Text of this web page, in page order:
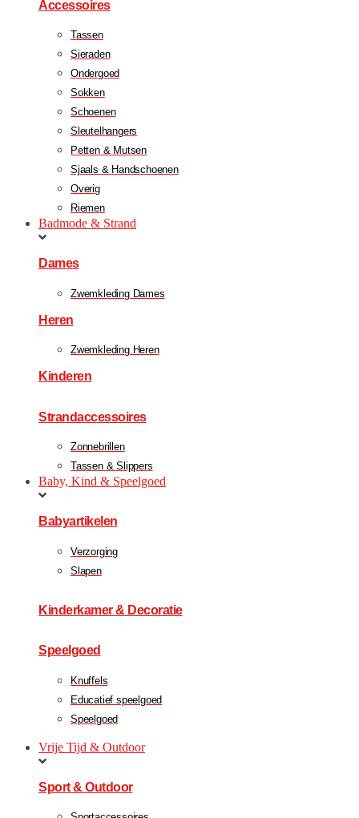
Accessoires
Tassen
Sieraden
Ondergoed
Sokken
Schoenen
Sleutelhangers
Petten & Mutsen
Sjaals & Handschoenen
Overig
Riemen
Badmode & Strand
Dames
Zwemkleding Dames
Heren
Zwemkleding Heren
Kinderen
Strandaccessoires
Zonnebrillen
Tassen & Slippers
Baby, Kind & Speelgoed
Babyartikelen
Verzorging
Slapen
Kinderkamer & Decoratie
Speelgoed
Knuffels
Educatief speelgoed
Speelgoed
Vrije Tijd & Outdoor
Sport & Outdoor